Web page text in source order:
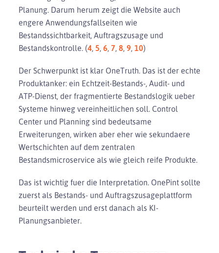
Planung. Darum herum zeigt die Website auch
engere Anwendungsfallseiten wie
Bestandssichtbarkeit, Auftragszusage und
Bestandskontrolle. (4, 5, 6, 7, 8, 9, 10)
Der Schwerpunkt ist klar OneTruth. Das ist der echte
Produktanker: ein Echtzeit-Bestands-, Audit- und
ATP-Dienst, der fragmentierte Bestandslogik ueber
Systeme hinweg vereinheitlichen soll. Control
Center und Planning sind bedeutsame
Erweiterungen, wirken aber eher wie sekundaere
Wertschichten auf dem zentralen
Bestandsmicroservice als wie gleich reife Produkte.
Das ist wichtig fuer die Interpretation. OnePint sollte
zuerst als Bestands- und Auftragszusageplattform
beurteilt werden und erst danach als KI-
Planungsanbieter.